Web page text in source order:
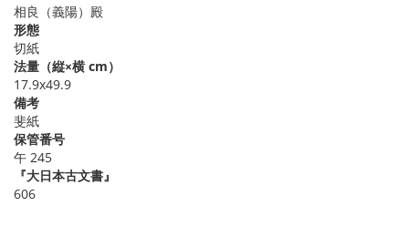
相良（義陽）殿
形態
切紙
法量（縦×横 cm）
17.9x49.9
備考
斐紙
保管番号
午 245
『大日本古文書』
606